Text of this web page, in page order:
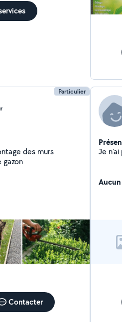
Particulier
des murs
gazon
Contacter